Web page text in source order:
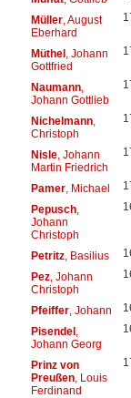
Müller, August
Eberhard
Müthel, Johann
Gottfried
Naumann,
Johann Gottlieb
Nichelmann,
Christoph
Nisle, Johann
Martin Friedrich
Pamer, Michael
Pepusch,
Johann
Christoph
Petritz, Basilius
Pez, Johann
Christoph
Pfeiffer, Johann
Pisendel,
Johann Georg
Prinz von
Preußen, Louis
Ferdinand